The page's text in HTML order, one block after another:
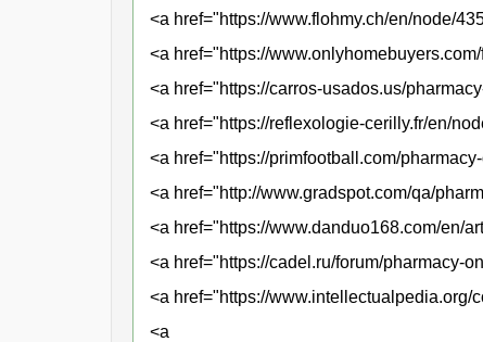
<a href="https://www.flohmy.ch/en/node/
<a href="https://
<a href="https://carros-usados.us/
<a href="https://reflexologie-cerilly.fr/en/
<a href="https://primfootball.com/
<a href="http://www.gradspot.com/qa/
<a href="https://www.danduo168.com/en/
<a href="https://cadel.ru/forum/pharmacy-
<a href="https://
<a